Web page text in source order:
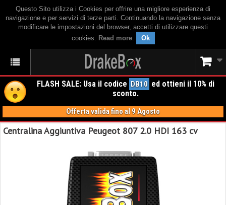
Questo Sito utilizza i Cookies per offrire una migliore esperienza di
navigazione e per servizi di terze parti. Continuando la navigazione senza
modificare le impostazioni del browser, accetti di utilizzare questi
cookies. Read more. Ok
FLASH SALE: Usa il codice DB10 ed ottieni il 10% di
sconto.
Offerta valida fino al 9 Agosto
Centralina Aggiuntiva Peugeot 807 2.0 HDI 163 cv